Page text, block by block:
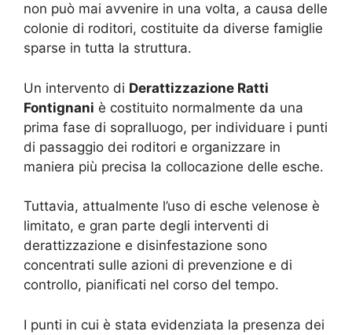
non può mai avvenire in una volta, a causa delle
colonie di roditori, costituite da diverse famiglie
sparse in tutta la struttura.
Un intervento di Derattizzazione Ratti
Fontignani è costituito normalmente da una
prima fase di sopralluogo, per individuare i punti
di passaggio dei roditori e organizzare in
maniera più precisa la collocazione delle esche.
Tuttavia, attualmente l’uso di esche velenose è
limitato, e gran parte degli interventi di
derattizzazione e disinfestazione sono
concentrati sulle azioni di prevenzione e di
controllo, pianificati nel corso del tempo.
I punti in cui è stata evidenziata la presenza dei